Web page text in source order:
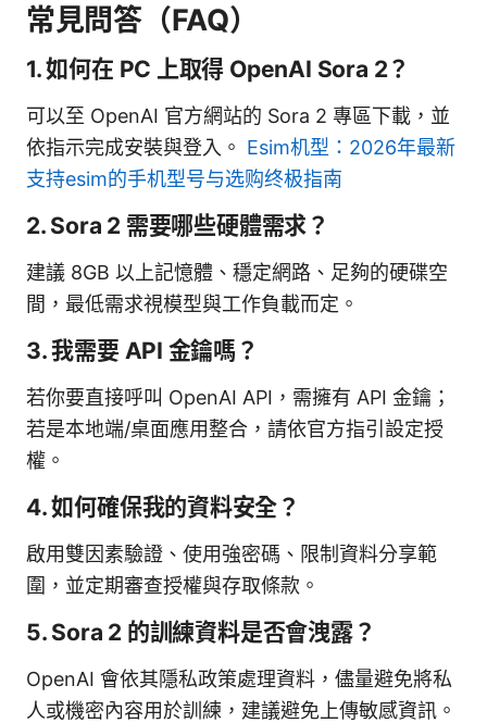
常見問答（FAQ）
1. 如何在 PC 上取得 OpenAI Sora 2？
可以至 OpenAI 官方網站的 Sora 2 專區下載，並
依指示完成安裝與登入。 Esim机型：2026年最新
支持esim的手机型号与选购终极指南
2. Sora 2 需要哪些硬體需求？
建議 8GB 以上記憶體、穩定網路、足夠的硬碟空
間，最低需求視模型與工作負載而定。
3. 我需要 API 金鑰嗎？
若你要直接呼叫 OpenAI API，需擁有 API 金鑰；
若是本地端/桌面應用整合，請依官方指引設定授
權。
4. 如何確保我的資料安全？
啟用雙因素驗證、使用強密碼、限制資料分享範
圍，並定期審查授權與存取條款。
5. Sora 2 的訓練資料是否會洩露？
OpenAI 會依其隱私政策處理資料，儘量避免將私
人或機密內容用於訓練，建議避免上傳敏感資訊。